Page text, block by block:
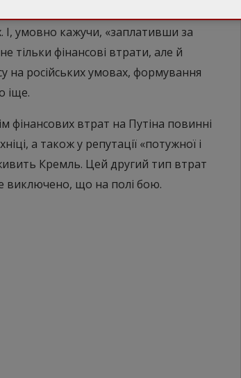
втрати, пов’язані з
І, умовно кажучи, «заплативши за
тільки фінансові втрати, але й
на російських умовах, формування
іще.
фінансових втрат на Путіна повинні
а також у репутації «потужної і
живить Кремль. Цей другий тип втрат
виключено, що на полі бою.